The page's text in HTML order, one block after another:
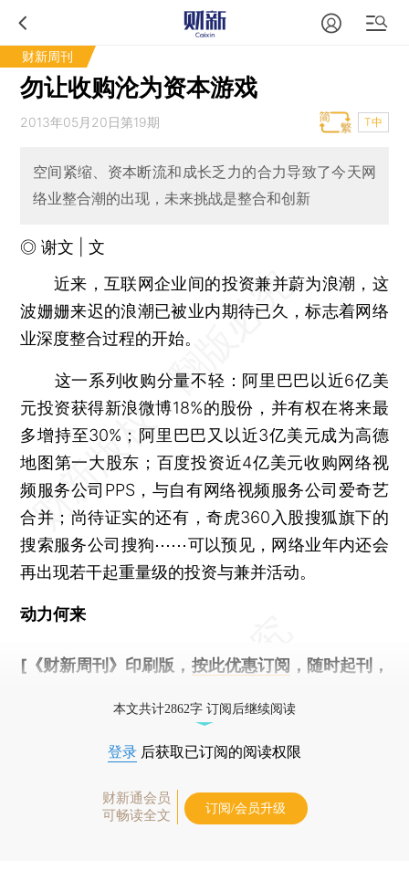
财新周刊
勿让收购沦为资本游戏
2013年05月20日第19期 T中
空间紧缩、资本断流和成长乏力的合力导致了今天网
络业整合潮的出现，未来挑战是整合和创新
◎ 谢文 | 文
近来，互联网企业间的投资兼并蔚为浪潮，这
波姗姗来迟的浪潮已被业内期待已久，标志着网络
业深度整合过程的开始。
这一系列收购分量不轻：阿里巴巴以近6亿美
元投资获得新浪微博18%的股份，并有权在将来最
多增持至30%；阿里巴巴又以近3亿美元成为高德
地图第一大股东；百度投资近4亿美元收购网络视
频服务公司PPS，与自有网络视频服务公司爱奇艺
合并；尚待证实的还有，奇虎360入股搜狐旗下的
搜索服务公司搜狗⋯⋯可以预见，网络业年内还会
再出现若干起重量级的投资与兼并活动。
动力何来
[《财新周刊》印刷版， 按此优惠订阅 ，随时起刊，
本文共计2862字 订阅后继续阅读
登录 后获取已订阅的阅读权限
财新通会员
可畅读全文
订阅/会员升级